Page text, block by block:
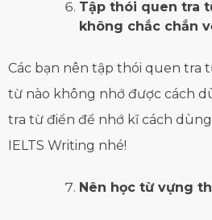
Tập thói quen tra
không chắc chắn
Các bạn nên tập thói quen tra
từ nào không nhớ được cách
tra từ điển để nhớ kĩ cách
IELTS Writing nhé!
Nên học từ vựng